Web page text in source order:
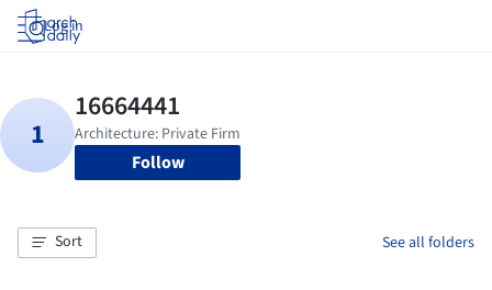
Log in
Follow
Sort See all folders